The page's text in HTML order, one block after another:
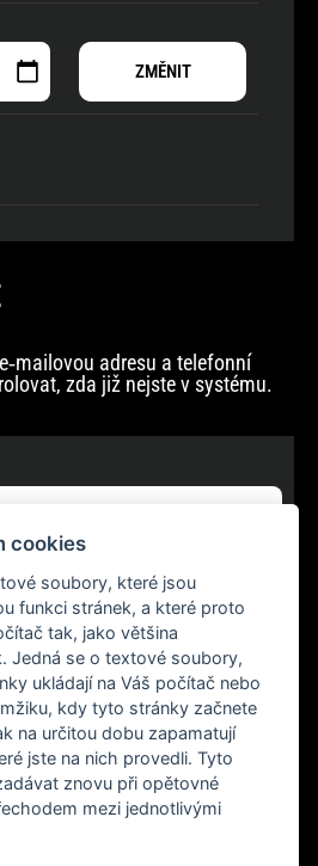
ZMĚNIT
adresu a telefonní
zda již nejste v systému.
POKRAČOVAT
cookies
soubory, které jsou
funkci stránek, a které proto
tak, jako většina
Jedná se o textové soubory,
ukládají na Váš počítač nebo
kdy tyto stránky začnete
na určitou dobu zapamatují
jste na nich provedli. Tyto
znovu při opětovné
mezi jednotlivými